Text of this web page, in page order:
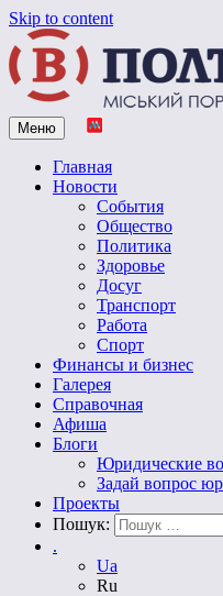
Skip to content
Vpoltave.info
Полтавский портал новостей
Меню
Главная
Новости
События
Общество
Политика
Здоровье
Досуг
Транспорт
Работа
Спорт
Финансы и бизнес
Галерея
Справочная
Афиша
Блоги
Юридические
Задай вопрос
Проекты
Пошук:
.
Ua
Ru